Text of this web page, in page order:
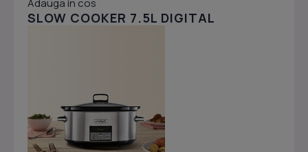
Adauga in cos
SLOW COOKER 7.5L DIGITAL